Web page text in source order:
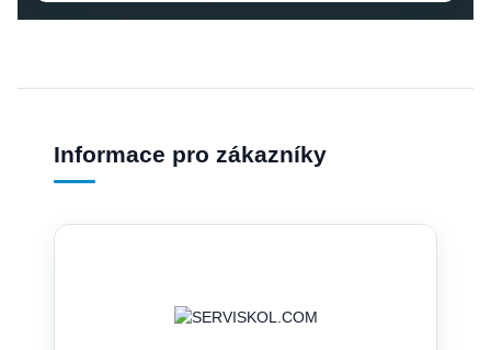
Informace pro zákazníky